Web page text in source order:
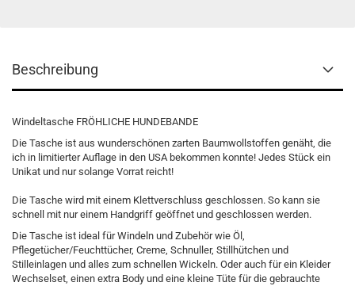
Beschreibung
Windeltasche FRÖHLICHE HUNDEBANDE
Die Tasche ist aus wunderschönen zarten Baumwollstoffen genäht, die
ich in limitierter Auflage in den USA bekommen konnte! Jedes Stück ein
Unikat und nur solange Vorrat reicht!
Die Tasche wird mit einem Klettverschluss geschlossen. So kann sie
schnell mit nur einem Handgriff geöffnet und geschlossen werden.
Die Tasche ist ideal für Windeln und Zubehör wie Öl,
Pflegetücher/Feuchttücher, Creme, Schnuller, Stillhütchen und
Stilleinlagen und alles zum schnellen Wickeln. Oder auch für ein Kleider
Wechselset, einen extra Body und eine kleine Tüte für die gebrauchte